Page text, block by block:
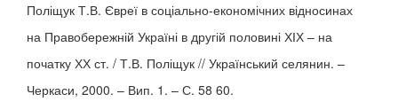
Поліщук Т.В. Євреї в соціально-економічних відносинах
на Правобережній Україні в другій половині ХІХ – на
початку ХХ ст. / Т.В. Поліщук // Український селянин. –
Черкаси, 2000. – Вип. 1. – С. 58 60.